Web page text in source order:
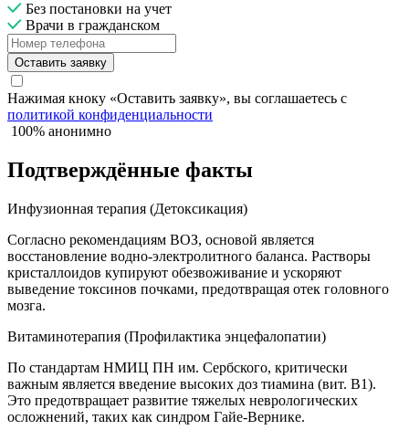
Без постановки на учет
Врачи в гражданском
Оставить заявку
Нажимая кноку «Оставить заявку», вы соглашаетесь с
политикой конфиденциальности
100% анонимно
Подтверждённые факты
Инфузионная терапия (Детоксикация)
Согласно рекомендациям ВОЗ, основой является
восстановление водно-электролитного баланса. Растворы
кристаллоидов купируют обезвоживание и ускоряют
выведение токсинов почками, предотвращая отек головного
мозга.
Витаминотерапия (Профилактика энцефалопатии)
По стандартам НМИЦ ПН им. Сербского, критически
важным является введение высоких доз тиамина (вит. B1).
Это предотвращает развитие тяжелых неврологических
осложнений, таких как синдром Гайе-Вернике.